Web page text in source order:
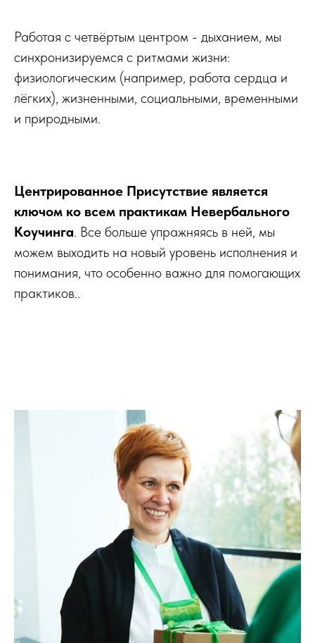
Работая с четвёртым центром - дыханием, мы
синхронизируемся с ритмами жизни:
физиологическим (например, работа сердца и
лёгких), жизненными, социальными, временными
и природными.
Центрированное Присутствие является
ключом ко всем практикам Невербального
Коучинга. Все больше упражняясь в ней, мы
можем выходить на новый уровень исполнения и
понимания, что особенно важно для помогающих
практиков..